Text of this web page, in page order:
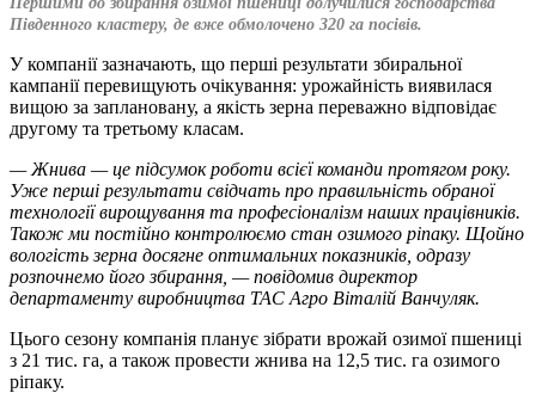
Південного кластеру, де вже обмолочено 320 га посівів.
У компанії зазначають, що перші результати збиральної
кампанії перевищують очікування: урожайність виявилася
вищою за заплановану, а якість зерна переважно відповідає
другому та третьому класам.
— Жнива — це підсумок роботи всієї команди протягом року.
Уже перші результати свідчать про правильність обраної
технології вирощування та професіоналізм наших працівників.
Також ми постійно контролюємо стан озимого ріпаку. Щойно
вологість зерна досягне оптимальних показників, одразу
розпочнемо його збирання, — повідомив директор
департаменту виробництва ТАС Агро Віталій Ванчуляк.
Цього сезону компанія планує зібрати врожай озимої пшениці
з 21 тис. га, а також провести жнива на 12,5 тис. га озимого
ріпаку.